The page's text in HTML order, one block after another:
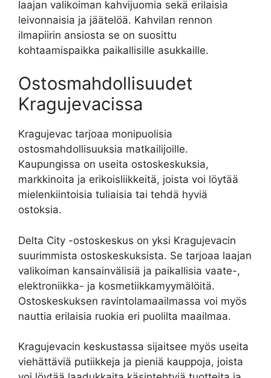
laajan valikoiman kahvijuomia sekä erilaisia
leivonnaisia ja jäätelöä. Kahvilan rennon
ilmapiirin ansiosta se on suosittu
kohtaamispaikka paikallisille asukkaille.
Ostosmahdollisuudet
Kragujevacissa
Kragujevac tarjoaa monipuolisia
ostosmahdollisuuksia matkailijoille.
Kaupungissa on useita ostoskeskuksia,
markkinoita ja erikoisliikkeitä, joista voi löytää
mielenkiintoisia tuliaisia tai tehdä hyviä
ostoksia.
Delta City -ostoskeskus on yksi Kragujevacin
suurimmista ostoskeskuksista. Se tarjoaa laajan
valikoiman kansainvälisiä ja paikallisia vaate-,
elektroniikka- ja kosmetiikkamyymälöitä.
Ostoskeskuksen ravintolamaailmassa voi myös
nauttia erilaisia ruokia eri puolilta maailmaa.
Kragujevacin keskustassa sijaitsee myös useita
viehättäviä putiikkeja ja pieniä kauppoja, joista